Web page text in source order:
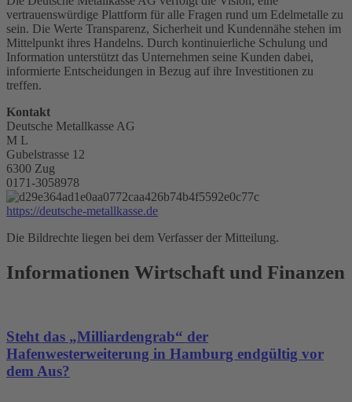
vertrauenswürdige Plattform für alle Fragen rund um Edelmetalle zu
sein. Die Werte Transparenz, Sicherheit und Kundennähe stehen im
Mittelpunkt ihres Handelns. Durch kontinuierliche Schulung und
Information unterstützt das Unternehmen seine Kunden dabei,
informierte Entscheidungen in Bezug auf ihre Investitionen zu
treffen.
Kontakt
Deutsche Metallkasse AG
M L
Gubelstrasse 12
6300 Zug
0171-3058978
https://deutsche-metallkasse.de
Die Bildrechte liegen bei dem Verfasser der Mitteilung.
Informationen Wirtschaft und Finanzen
Steht das „Milliardengrab“ der
Hafenwesterweiterung in Hamburg endgültig vor
dem Aus?